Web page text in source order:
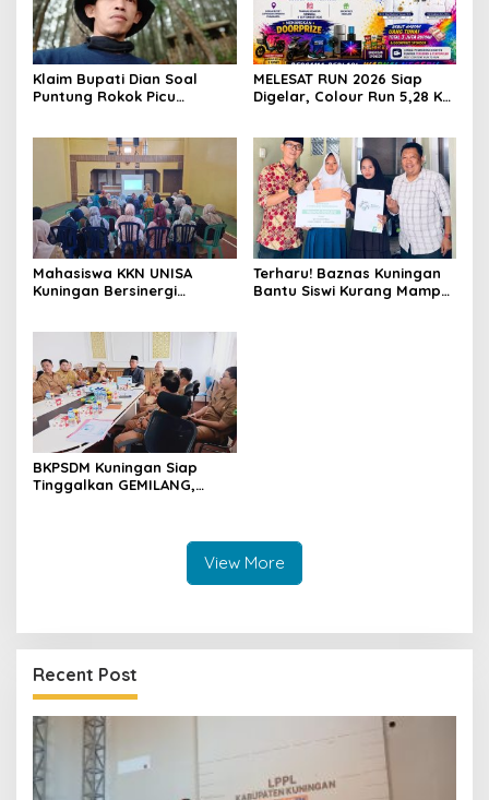
Klaim Bupati Dian Soal
Puntung Rokok Picu
Sesuai Kajian Ilmiah
MELESAT RUN 2026 Siap
Digelar, Colour Run 5,28 Km
Mahasiswa KKN UNISA
Kuningan Bersinergi
ASI, Cegah Stunting hingga
Perawatan Lansia
Terharu! Baznas Kuningan
Bantu Siswi Kurang Mampu
BKPSDM Kuningan Siap
Tinggalkan GEMILANG,
View More
Recent Post